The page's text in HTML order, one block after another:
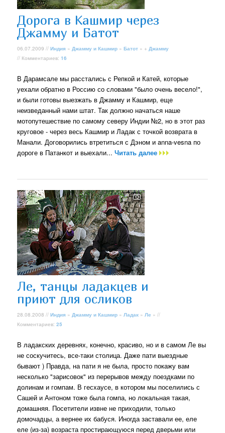
Дорога в Кашмир через
Джамму и Батот
06.07.2009 //Индия » Джамму и Кашмир »Батот » + Джамму
// Комментариев:16
В Дарамсале мы расстались с Репкой и Катей, которые
уехали обратно в Россию со словами "было очень весело!",
и были готовы выезжать в Джамму и Кашмир, еще
неизведанный нами штат. Так должно начаться наше
мотопутешествие по самому северу Индии №2, но в этот раз
круговое - через весь Кашмир и Ладак с точкой возврата в
Манали. Договорились втретиться с Дэном и anna-vesna по
дороге в Патанкот и выехали...Читать далее
Ле, танцы ладакцев и
приют для осликов
28.08.2008 //Индия » Джамму и Кашмир »Ладак »Ле » //
Комментариев:25
В ладакских деревнях, конечно, красиво, но и в самом Ле вы
не соскучитесь, все-таки столица. Даже пати выездные
бывают ) Правда, на пати я не была, просто покажу вам
несколько "зарисовок" из перерывов между поездками по
долинам и гомпам. В гесхаусе, в котором мы поселились с
Сашей и Антоном тоже была гомпа, но локальная такая,
домашняя. Посетители извне не приходили, только
домочадцы, а вернее их бабуся. Иногда заставали ее, еле
еле (из-за) возраста простирающуюся перед дверьми или